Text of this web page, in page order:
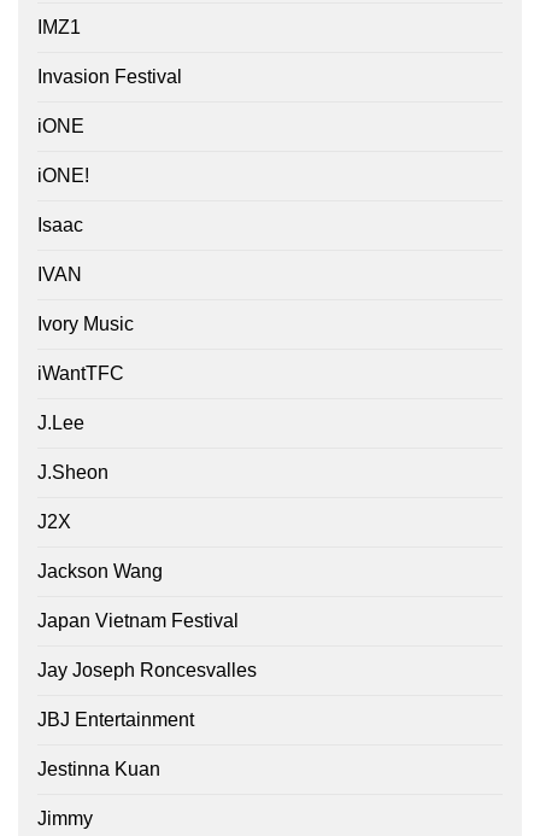
IMZ1
Invasion Festival
iONE
iONE!
Isaac
IVAN
Ivory Music
iWantTFC
J.Lee
J.Sheon
J2X
Jackson Wang
Japan Vietnam Festival
Jay Joseph Roncesvalles
JBJ Entertainment
Jestinna Kuan
Jimmy